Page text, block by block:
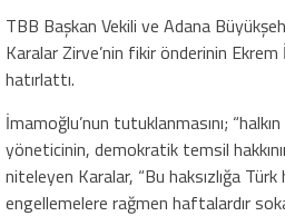
TBB Başkan Vekili ve Adana
Karalar Zirve’nin fikir önderinin
hatırlattı.
İmamoğlu’nun tutuklanmasını;
yöneticinin, demokratik temsil
niteleyen Karalar, “Bu haksızlığa
engellemelere rağmen haftalardır